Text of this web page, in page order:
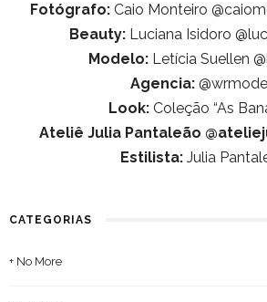
Fotógrafo:Caio Monteiro
Beauty:Luciana Isidoro
Modelo:Letícia Suellen
Agencia:
Look:Coleção “As
Ateliê Julia Pantaleão
Estilista: Julia
CATEGORIAS
+ No More